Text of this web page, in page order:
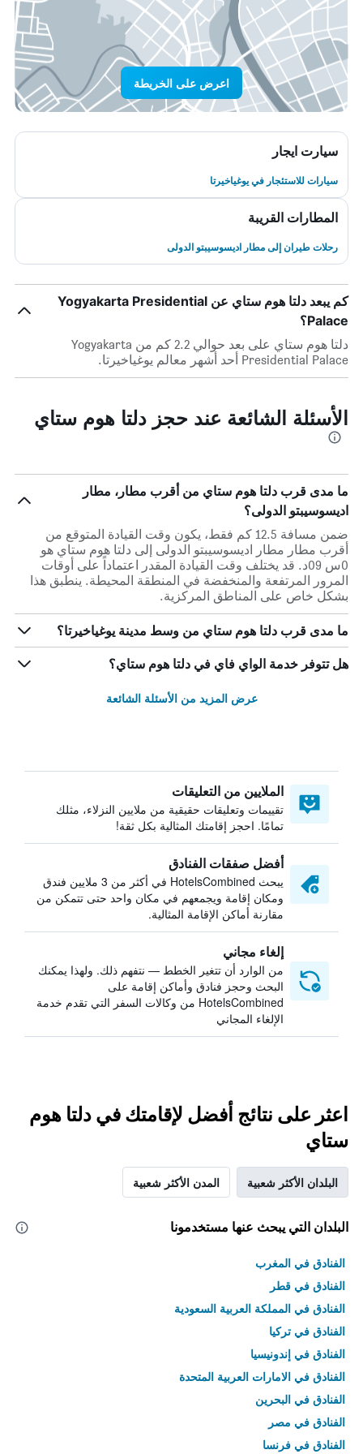
اعرض على الخريطة
سيارت ايجار
سيارات للاستئجار في يوغياخيرتا
المطارات القريبة
رحلات طيران إلى مطار اديسوسيبتو الدولى
كم يبعد دلتا هوم ستاي عن Yogyakarta Presidential
Palace؟
دلتا هوم ستاي على بعد حوالي 2.2 كم من Yogyakarta
Presidential Palace أحد أشهر معالم يوغياخيرتا.
الأسئلة الشائعة عند حجز دلتا هوم ستاي
ما مدى قرب دلتا هوم ستاي من أقرب مطار، مطار
اديسوسيبتو الدولى؟
ضمن مسافة 12.5 كم فقط، يكون وقت القيادة المتوقع من
أقرب مطار مطار اديسوسيبتو الدولى إلى دلتا هوم ستاي هو
0س 09د. قد يختلف وقت القيادة المقدر اعتماداً على أوقات
المرور المرتفعة والمنخفضة في المنطقة المحيطة. ينطبق هذا
بشكل خاص على المناطق المركزية.
ما مدى قرب دلتا هوم ستاي من وسط مدينة يوغياخيرتا؟
هل تتوفر خدمة الواي فاي في دلتا هوم ستاي؟
عرض المزيد من الأسئلة الشائعة
الملايين من التعليقات
تقييمات وتعليقات حقيقية من ملايين النزلاء، مثلك
تمامًا. احجز إقامتك المثالية بكل ثقة!
أفضل صفقات الفنادق
يبحث HotelsCombined في أكثر من 3 ملايين فندق
ومكان إقامة ويجمعهم في مكان واحد حتى تتمكن من
مقارنة أماكن الإقامة المثالية.
إلغاء مجاني
من الوارد أن تتغير الخطط — نتفهم ذلك. ولهذا يمكنك
البحث وحجز فنادق وأماكن إقامة على
HotelsCombined من وكالات السفر التي تقدم خدمة
الإلغاء المجاني
اعثر على نتائج أفضل لإقامتك في دلتا هوم
ستاي
البلدان الأكثر شعبية المدن الأكثر شعبية
البلدان التي يبحث عنها مستخدمونا
الفنادق في المغرب
الفنادق في قطر
الفنادق في المملكة العربية السعودية
الفنادق في تركيا
الفنادق في إندونيسيا
الفنادق في الامارات العربية المتحدة
الفنادق في البحرين
الفنادق في مصر
الفنادق في فرنسا